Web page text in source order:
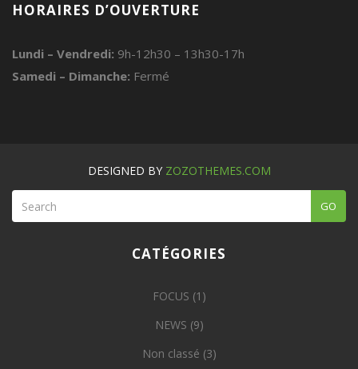
HORAIRES D’OUVERTURE
Lundi – Vendredi: 9h-12h30 – 13h30-17h
Samedi – Dimanche: Fermé
DESIGNED BY ZOZOTHEMES.COM
GO
CATÉGORIES
FOCUS (1)
NEWS (9)
Non classé (3)